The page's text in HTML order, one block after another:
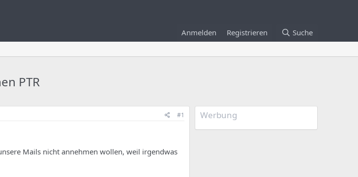
Anmelden Registrieren Suche
PTR
#1
Mails nicht annehmen wollen, weil irgendwas
Werbung